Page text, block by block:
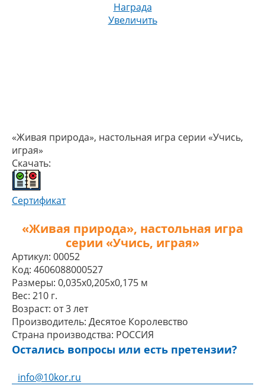
Награда
Увеличить
«Живая природа», настольная игра серии «Учись,
играя»
Скачать:
Сертификат
«Живая природа», настольная игра
серии «Учись, играя»
Артикул: 00052
Код: 4606088000527
Размеры: 0,035x0,205x0,175 м
Вес: 210 г.
Возраст: от 3 лет
Производитель: Десятое Королевство
Страна производства: РОССИЯ
Остались вопросы или есть претензии?
info@10kor.ru